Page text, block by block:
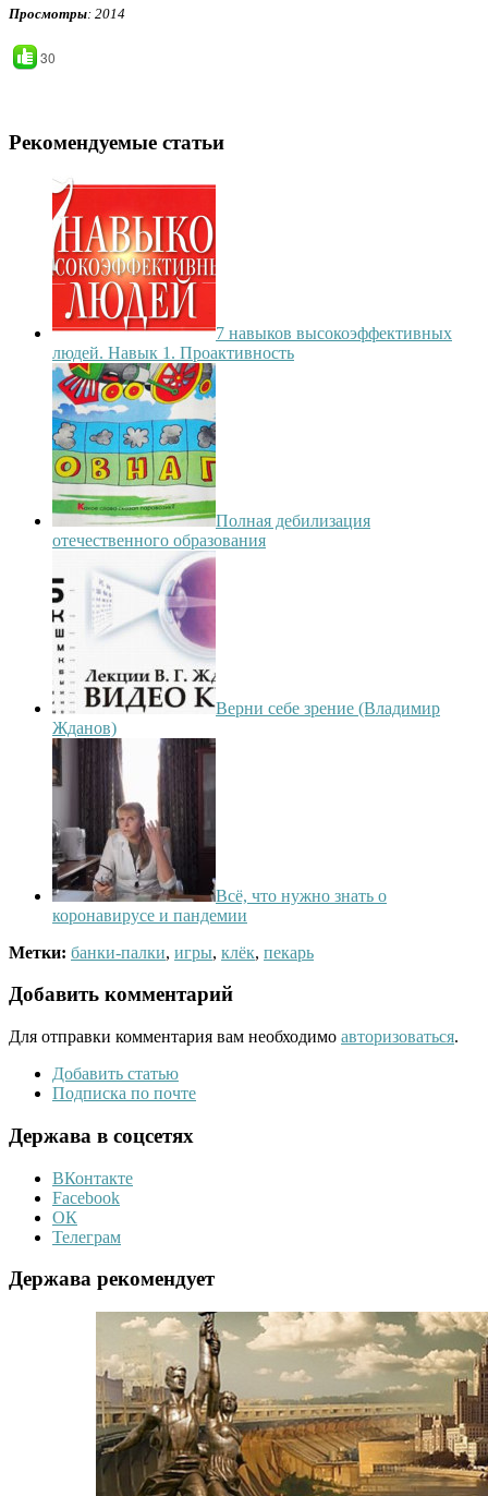
Просмотры: 2014
30
Рекомендуемые статьи
7 навыков высокоэффективных
людей. Навык 1. Проактивность
Полная дебилизация
отечественного образования
Верни себе зрение (Владимир
Жданов)
Всё, что нужно знать о
коронавирусе и пандемии
Метки: банки-палки, игры, клёк, пекарь
Добавить комментарий
Для отправки комментария вам необходимо авторизоваться.
Добавить статью
Подписка по почте
Держава в соцсетях
ВКонтакте
Facebook
ОК
Телеграм
Держава рекомендует